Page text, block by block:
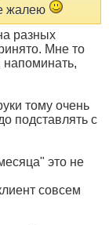
жалею
разных
Мне то
тому очень
подставлять с
это не
совсем